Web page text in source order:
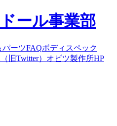
ール事業部
パーツFAQボディスペック
旧Twitter） オビツ製作所HP